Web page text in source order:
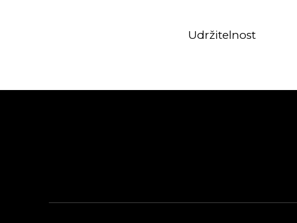
Udržitelnost